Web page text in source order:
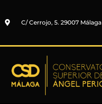
C/ Cerrojo, 5. 29007 Málaga